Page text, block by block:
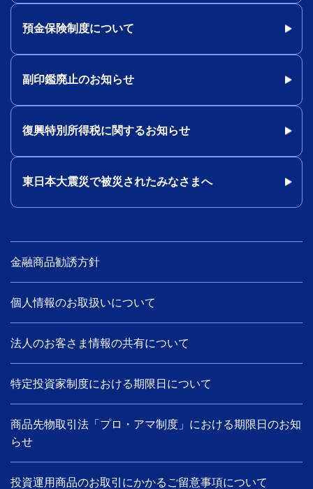
預金保険制度について
副印鑑廃止のお知らせ
復興特別所得税に関するお知らせ
東日本大震災で被災されたみなさまへ
金融商品勧誘方針
個人情報のお取扱いについて
法人のお客さま情報の共有について
特定投資家制度における期限日について
商品先物取引法「プロ・アマ制度」における期限日のお知
らせ
投資運用商品のお取引にかかるご留意事項について